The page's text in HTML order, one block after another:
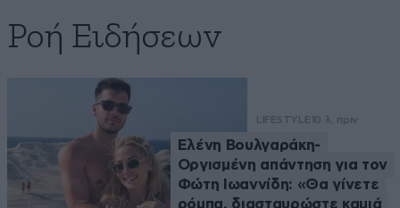
Ροή Ειδήσεων
LIFESTYLE 10 λ. πριν
Ελένη Βουλγαράκη-
Οργισμένη απάντηση για τον
Φώτη Ιωαννίδη: «Θα γίνετε
ρόμπα, διασταυρώστε καμιά